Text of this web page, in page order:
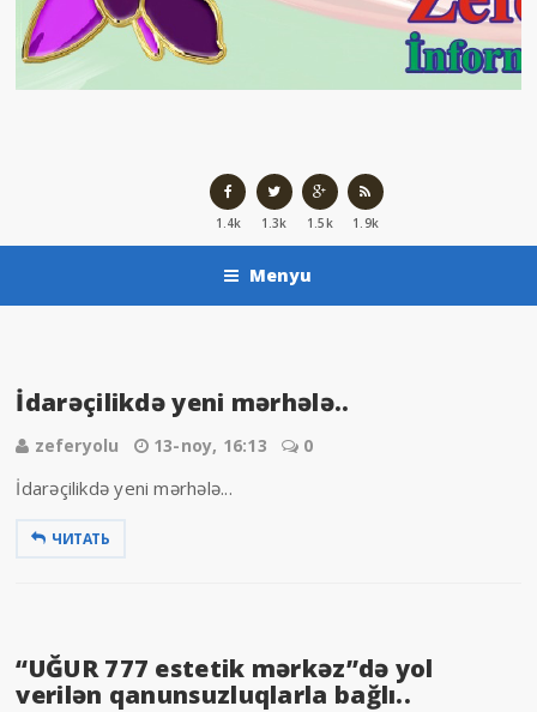
1.4k 1.3k 1.5k 1.9k
Menyu
İdarəçilikdə yeni mərhələ..
zeferyolu 13-noy, 16:13 0
İdarəçilikdə yeni mərhələ...
ЧИТАТЬ
“UĞUR 777 estetik mərkəz”də yol
verilən qanunsuzluqlarla bağlı..